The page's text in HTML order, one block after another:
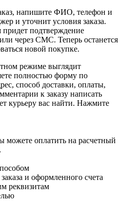
напишите ФИО, телефон и
и уточнит условия заказа.
придет подтверждение
через СМС. Теперь останется
новой покупке.
режиме выглядит
полностью форму по
способ доставки, оплаты,
к заказу написать
курьеру вас найти. Нажмите
оплатить на расчетный
и оформленного счета
реквизитам